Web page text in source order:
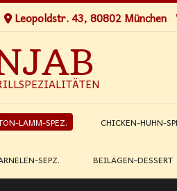
Leopoldstr. 43, 80802 München
LAMM-SPEZ. CHICKEN-HUHN-
SEPZ. BEILAGEN-DESSERT